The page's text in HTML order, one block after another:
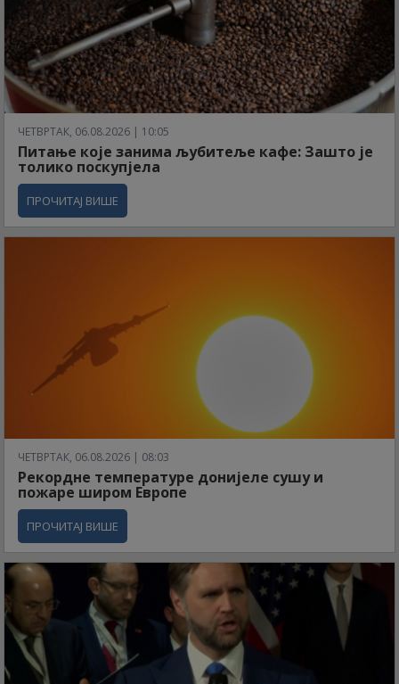
ЧЕТВРТАК, 06.08.2026 | 10:05
Питање које занима љубитеље кафе: Зашто је
толико поскупјела
ПРОЧИТАЈ ВИШЕ
ЧЕТВРТАК, 06.08.2026 | 08:03
Рекордне температуре донијеле сушу и
пожаре широм Европе
ПРОЧИТАЈ ВИШЕ